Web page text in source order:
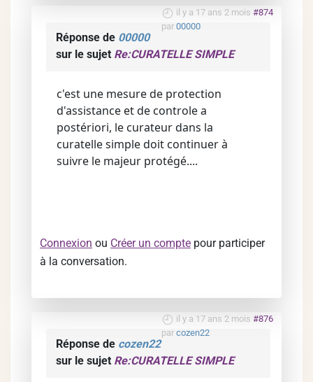
il y a 17 ans 2 mois #874
par 00000
Réponse de 00000
sur le sujet Re:CURATELLE SIMPLE
c'est une mesure de protection
d'assistance et de controle a
postériori, le curateur dans la
curatelle simple doit continuer à
suivre le majeur protégé....
Connexion ou Créer un compte pour participer
à la conversation.
il y a 17 ans 2 mois #876
par cozen22
Réponse de cozen22
sur le sujet Re:CURATELLE SIMPLE